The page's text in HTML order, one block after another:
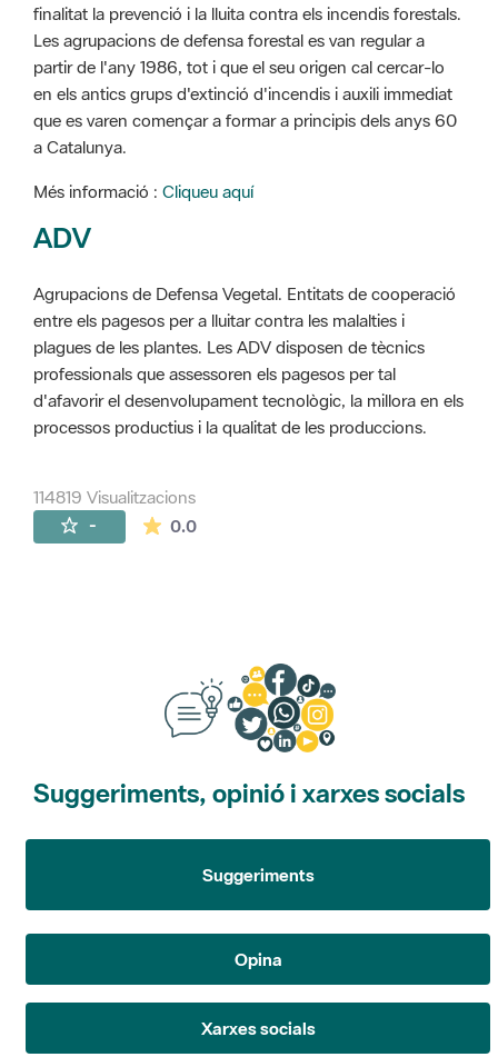
finalitat la prevenció i la lluita contra els incendis forestals.
Les agrupacions de defensa forestal es van regular a
partir de l'any 1986, tot i que el seu origen cal cercar-lo
en els antics grups d'extinció d'incendis i auxili immediat
que es varen començar a formar a principis dels anys 60
a Catalunya.
Més informació : Cliqueu aquí
ADV
Agrupacions de Defensa Vegetal. Entitats de cooperació
entre els pagesos per a lluitar contra les malalties i
plagues de les plantes. Les ADV disposen de tècnics
professionals que assessoren els pagesos per tal
d'afavorir el desenvolupament tecnològic, la millora en els
processos productius i la qualitat de les produccions.
114819 Visualitzacions
- 0.0La mitjana de les valoracions és de 0
Suggeriments, opinió i xarxes socials
Suggeriments
Opina
Xarxes socials